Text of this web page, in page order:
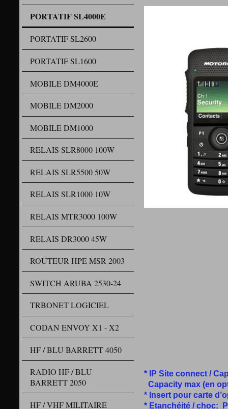
PORTATIF SL4000E
PORTATIF SL2600
PORTATIF SL1600
MOBILE DM4000E
MOBILE DM2000
MOBILE DM1000
RELAIS SLR8000 100W
RELAIS SLR5500 50W
RELAIS SLR1000 10W
RELAIS MTR3000 100W
RELAIS DR3000 45W
ROUTEUR HPE MSR 2003
SWITCH ARUBA 2530-24
TRBONET LOGICIEL
CODAN ENVOY X1 - X2
HF / BLU BARRETT 4050
RADIO HF / BLU
BARRETT 2050
HF / VHF MILITAIRE
* IP Site connect /
Capacity max (en
* Insert pour carte
* Etanchéité / choc: